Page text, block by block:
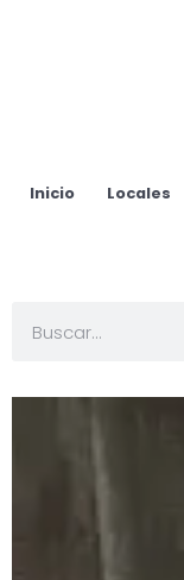
Inicio Locales